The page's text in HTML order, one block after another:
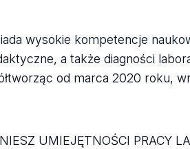
wysokie kompetencje
a także diagności
od marca 2020 roku,
UMIEJĘTNOŚCI PRACY